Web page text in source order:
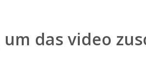
um das video